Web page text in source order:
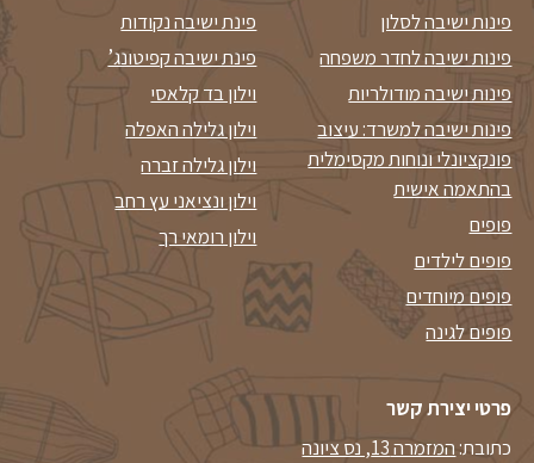
פינות ישיבה לסלון
פינות ישיבה לחדר משפחה
פינות ישיבה מודולריות
פינות ישיבה למשרד: עיצוב
פונקציונלי ונוחות מקסימלית
בהתאמה אישית
פופים
פופים לילדים
פופים מיוחדים
פופים לגינה
פינת ישיבה נקודות
פינת ישיבה קפיטונג’
וילון בד קלאסי
וילון גלילה האפלה
וילון גלילה זברה
וילון ונציאני עץ רחב
וילון רומאי רך
פרטי יצירת קשר
כתובת:המזמרה 13, נס ציונה